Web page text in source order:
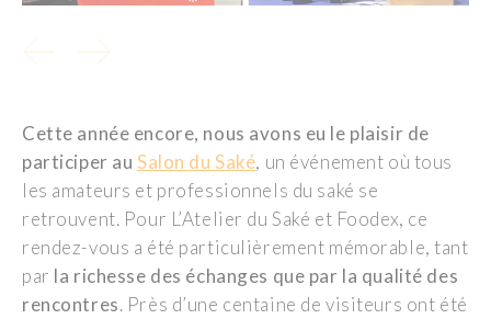
Cette année encore, nous avons eu le plaisir de
participer au Salon du Saké, un événement où tous
les amateurs et professionnels du saké se
retrouvent. Pour L’Atelier du Saké et Foodex, ce
rendez-vous a été particulièrement mémorable, tant
par la richesse des échanges que par la qualité des
rencontres. Près d’une centaine de visiteurs ont été